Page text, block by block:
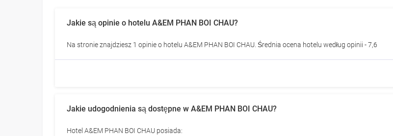
Jakie są opinie o hotelu A&EM PHAN BOI CHAU?
Na stronie znajdziesz 1 opinie o hotelu A&EM PHAN BOI CHAU. Średnia ocena hotelu według opinii - 7,6
Jakie udogodnienia są dostępne w A&EM PHAN BOI CHAU?
Hotel A&EM PHAN BOI CHAU posiada: